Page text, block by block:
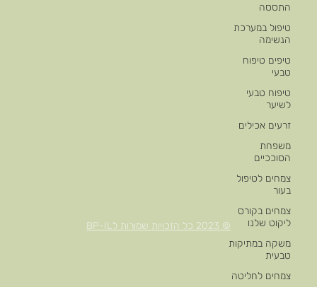
התססה
טיפול במערכת
הנשימה
טיפים טיפוח
טבעי
טיפוח טבעי
לשיער
זרעים אכילים
משפחת
הסוככיים
צמחים לטיפול
בעור
צמחים בקורס
ליקוט שלנו
משקה במתיקות
טבעית
צמחים לחליטה
© 2023 כל הזכויות שמורות לBP-IL